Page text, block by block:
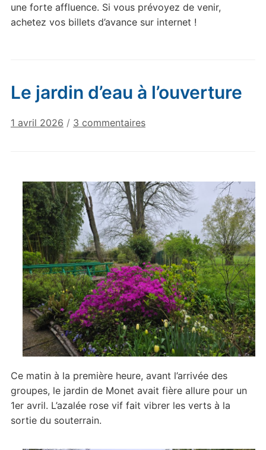
une forte affluence. Si vous prévoyez de venir,
achetez vos billets d’avance sur internet !
Le jardin d’eau à l’ouverture
1 avril 2026 / 3 commentairessur
à
l’ouverture
Ce matin à la première heure, avant l’arrivée des
groupes, le jardin de Monet avait fière allure pour un
1er avril. L’azalée rose vif fait vibrer les verts à la
sortie du souterrain.